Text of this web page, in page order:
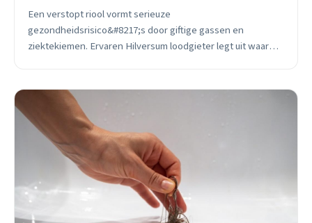
Een verstopt riool vormt serieuze
gezondheidsrisico&#8217;s door giftige gassen en
ziektekiemen. Ervaren Hilversum loodgieter legt uit waarom